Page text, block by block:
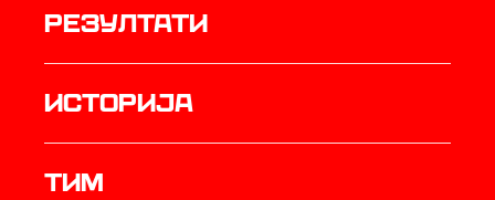
резултати
историја
ТИМ